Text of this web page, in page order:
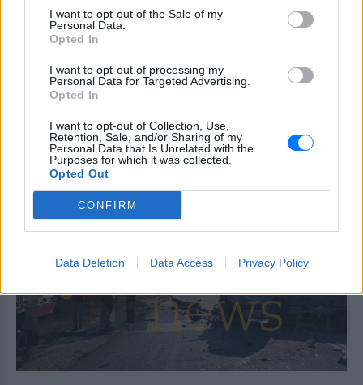
I want to opt-out of the Sale of my
Personal Data.
Opted In
I want to opt-out of processing my
Personal Data for Targeted Advertising.
Opted In
I want to opt-out of Collection, Use,
Retention, Sale, and/or Sharing of my
Personal Data that Is Unrelated with the
Purposes for which it was collected.
Opted Out
CONFIRM
Data Deletion Data Access Privacy Policy
686 επώνυμοι κωδικοί, ακόμη 230 σε
σχολικά και προϊόντα ιδιωτικής ετικέτας
«Θέλω τον μπαμπά μου»: Το
βίντεο της μεθυσμένης οδηγού
τον γάμο της
ΧΤΕΣ
Η Jamie Lee Komoroski, με αλκοόλ
συμπεριφορά της λίγο μετά τη μοιραία
σύγκρουση